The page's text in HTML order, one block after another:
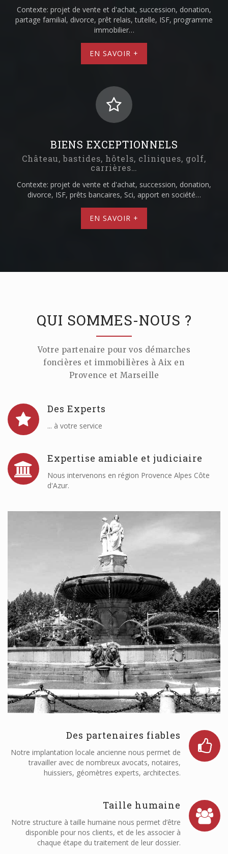
Contexte: projet de vente et d'achat, succession, donation,
partage familial, divorce, prêt relais, tutelle, ISF, programme
immobilier…
EN SAVOIR +
BIENS EXCEPTIONNELS
Château, bastides, hôtels, cliniques, golf,
carrières…
Contexte: projet de vente et d'achat, succession, donation,
divorce, ISF, prêts bancaires, Sci, apport en société…
EN SAVOIR +
QUI SOMMES-NOUS ?
Votre partenaire pour vos démarches
foncières et immobilières à Aix en
Provence et Marseille
Des Experts
... à votre service
Expertise amiable et judiciaire
Nous intervenons en région Provence Alpes Côte
d'Azur.
Des partenaires fiables
Notre implantation locale ancienne nous permet de
travailler avec de nombreux avocats, notaires,
huissiers, géomètres experts, architectes.
Taille humaine
Notre structure à taille humaine nous permet d’être
disponible pour nos clients, et de les associer à
chaque étape du traitement de leur dossier.